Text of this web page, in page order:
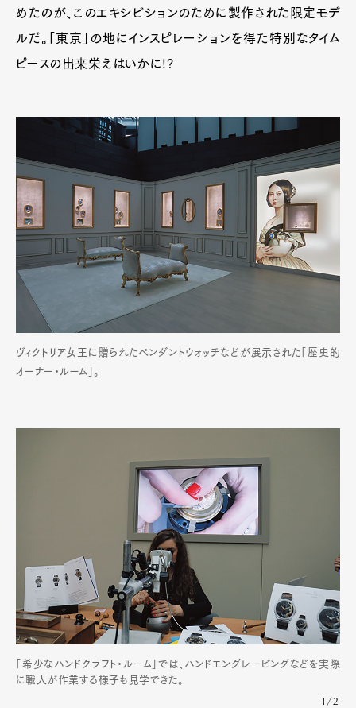
めたのが、このエキシビションのために製作された限定モデ
ルだ。「東京」の地にインスピレーションを得た特別なタイム
ピースの出来栄えはいかに!?
ヴィクトリア女王に贈られたペンダントウォッチなどが展示された「歴史的
オーナー・ルーム」。
「希少なハンドクラフト・ルーム」では、ハンドエングレービングなどを実際
に職人が作業する様子も見学できた。
1/2